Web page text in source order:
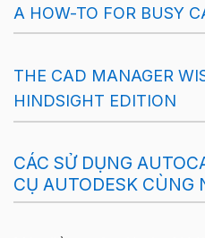
A HOW-TO FOR BUSY
THE CAD MANAGER
HINDSIGHT EDITION
CÁC SỬ DỤNG
CỤ AUTODESK CÙNG